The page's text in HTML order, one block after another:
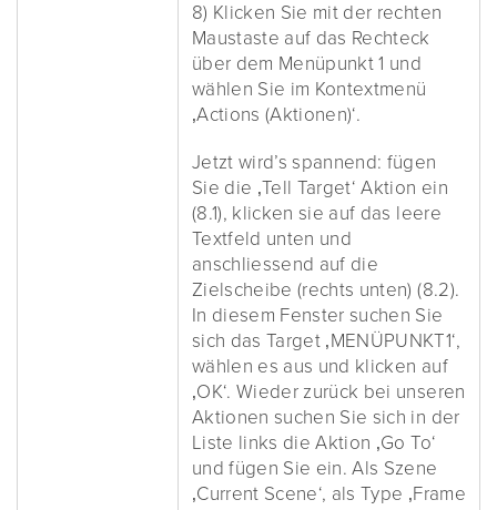
8) Klicken Sie mit der rechten
Maustaste auf das Rechteck
über dem Menüpunkt 1 und
wählen Sie im Kontextmenü
‚Actions (Aktionen)‘.
Jetzt wird’s spannend: fügen
Sie die ‚Tell Target‘ Aktion ein
(8.1), klicken sie auf das leere
Textfeld unten und
anschliessend auf die
Zielscheibe (rechts unten) (8.2).
In diesem Fenster suchen Sie
sich das Target ‚MENÜPUNKT1‘,
wählen es aus und klicken auf
‚OK‘. Wieder zurück bei unseren
Aktionen suchen Sie sich in der
Liste links die Aktion ‚Go To‘
und fügen Sie ein. Als Szene
‚Current Scene‘, als Type ‚Frame